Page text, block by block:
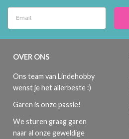
OVER ONS
Ons team van Lindehobby
wenst je het allerbeste :)
Garen is onze passie!
We sturen graag garen
naar al onze geweldige